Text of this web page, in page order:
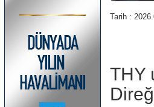
Tarih :
THY